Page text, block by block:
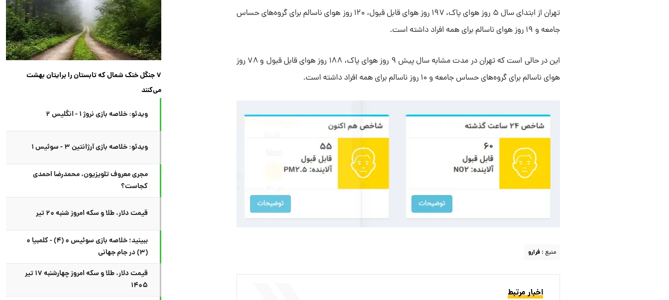
تهران از ابتدای سال ۵ روز هوای پاک، ۱۹۷ روز هوای قابل قبول، ۱۲۰ روز هوای ناسالم برای گروه‌های حساس
جامعه و ۱۹ روز هوای ناسالم برای همه افراد داشته است.
این در حالی است که تهران در مدت مشابه سال پیش ۹ روز هوای پاک، ۱۸۸ روز هوای قابل قبول و ۷۸ روز
هوای ناسالم برای گروه‌های حساس جامعه و ۱۰ روز ناسالم برای همه افراد داشته است.
منبع : فرارو
اخبار مرتبط
۷ جنگل خنک شمال که تابستان را برایتان بهشت
می‌کنند
ویدئو: خلاصه بازی نروژ ۱ - انگلیس ۲
ویدئو: خلاصه بازی آرژانتین ۳ - سوئیس ۱
مجری معروف تلویزیون، محمدرضا احمدی
کجاست؟
قیمت دلار، طلا و سکه امروز شنبه ۲۰ تیر
ببینید؛ خلاصه بازی سوئیس ۰ (۴) - کلمبیا ۰
(۳) در جام جهانی
قیمت دلار، طلا و سکه امروز چهارشنبه ۱۷ تیر
۱۴۰۵